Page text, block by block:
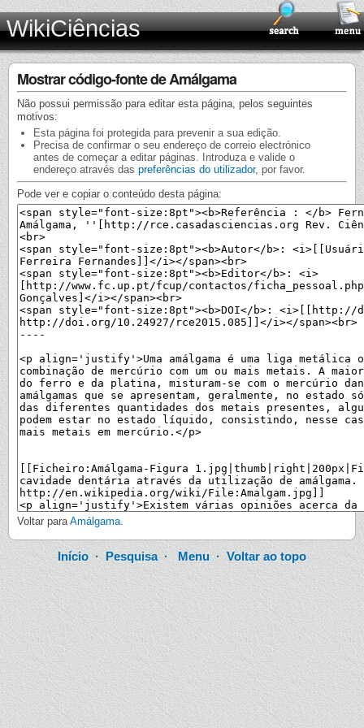
WikiCiências
Mostrar código-fonte de Amálgama
Não possui permissão para editar esta página, pelos seguintes
motivos:
Esta página foi protegida para prevenir a sua edição.
Precisa de confirmar o seu endereço de correio electrónico
antes de começar a editar páginas. Introduza e valide o
endereço através das preferências do utilizador, por favor.
Pode ver e copiar o conteúdo desta página:
Voltar paraAmálgama.
Início·Pesquisa·Menu ·Voltar ao topo